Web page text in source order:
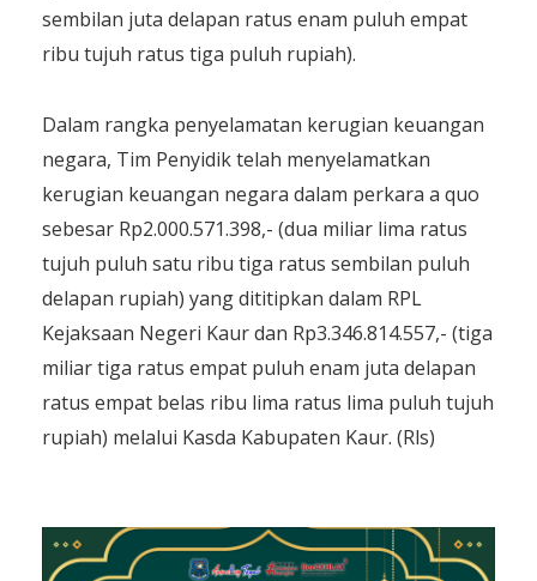
sembilan juta delapan ratus enam puluh empat
ribu tujuh ratus tiga puluh rupiah).
Dalam rangka penyelamatan kerugian keuangan
negara, Tim Penyidik telah menyelamatkan
kerugian keuangan negara dalam perkara a quo
sebesar Rp2.000.571.398,- (dua miliar lima ratus
tujuh puluh satu ribu tiga ratus sembilan puluh
delapan rupiah) yang dititipkan dalam RPL
Kejaksaan Negeri Kaur dan Rp3.346.814.557,- (tiga
miliar tiga ratus empat puluh enam juta delapan
ratus empat belas ribu lima ratus lima puluh tujuh
rupiah) melalui Kasda Kabupaten Kaur. (Rls)